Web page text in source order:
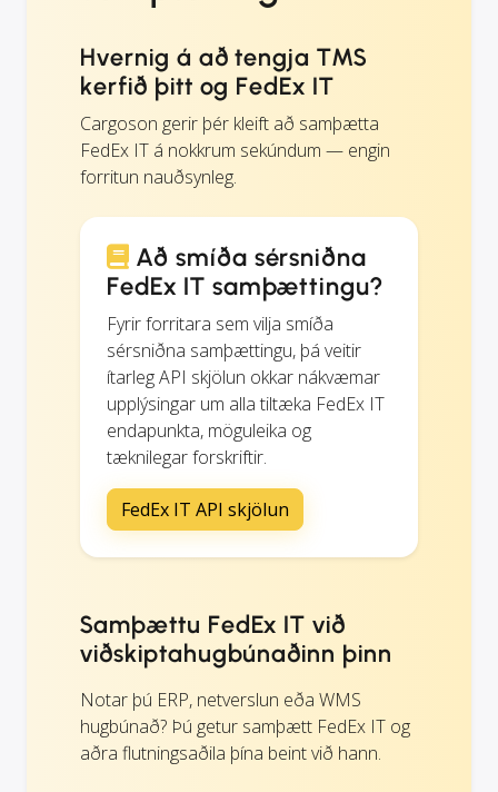
Hvernig á að tengja TMS
kerfið þitt og FedEx IT
Cargoson gerir þér kleift að samþætta
FedEx IT á nokkrum sekúndum — engin
forritun nauðsynleg.
Að smíða sérsniðna
FedEx IT samþættingu?
Fyrir forritara sem vilja smíða
sérsniðna samþættingu, þá veitir
ítarleg API skjölun okkar nákvæmar
upplýsingar um alla tiltæka FedEx IT
endapunkta, möguleika og
tæknilegar forskriftir.
FedEx IT API skjölun
Samþættu FedEx IT við
viðskiptahugbúnaðinn þinn
Notar þú ERP, netverslun eða WMS
hugbúnað? Þú getur samþætt FedEx IT og
aðra flutningsaðila þína beint við hann.